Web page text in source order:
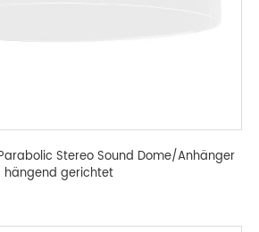
Stereo Sound Dome/Anhänger
hängend gerichtet